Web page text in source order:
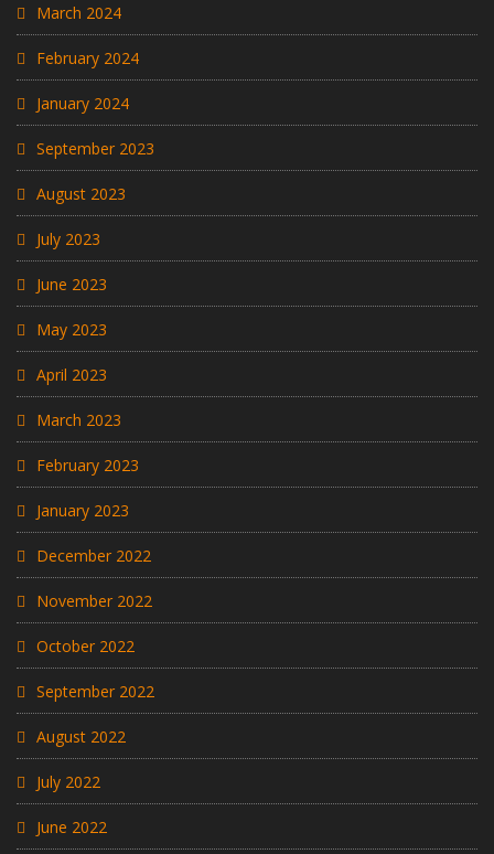
March 2024
February 2024
January 2024
September 2023
August 2023
July 2023
June 2023
May 2023
April 2023
March 2023
February 2023
January 2023
December 2022
November 2022
October 2022
September 2022
August 2022
July 2022
June 2022